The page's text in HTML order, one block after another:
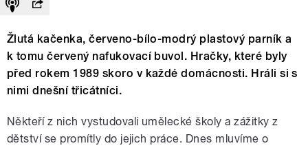
Žlutá kačenka, červeno-bílo-modrý plastový parník a
k tomu červený nafukovací buvol. Hračky, které byly
před rokem 1989 skoro v každé domácnosti. Hráli si s
nimi dnešní třicátníci.
Někteří z nich vystudovali umělecké školy a zážitky z
dětství se promítly do jejich práce. Dnes mluvíme o